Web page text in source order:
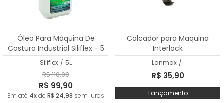
Óleo Para Máquina De
Costura Industrial Siliflex - 5
Litros
Siliflex / 5L
R$ 110,00
R$ 99,90
Em até 4xde R$ 24,98 sem juros
Calcador para Maquina
Interlock
Lanmax /
R$ 35,90
Lançamento